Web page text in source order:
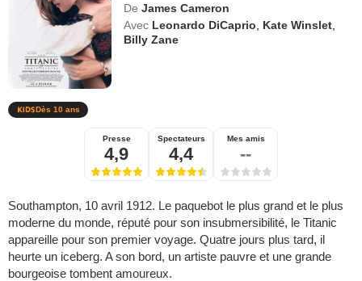
De James Cameron
Avec Leonardo DiCaprio Kate Winslet
Billy Zane
Dès 10 ans
Presse
4,9
Spectateurs
4,4
Mes amis
--
Southampton, 10 avril 1912. Le paquebot le plus grand et le plus
moderne du monde, réputé pour son insubmersibilité, le Titanic
appareille pour son premier voyage. Quatre jours plus tard, il
heurte un iceberg. A son bord, un artiste pauvre et une grande
bourgeoise tombent amoureux.